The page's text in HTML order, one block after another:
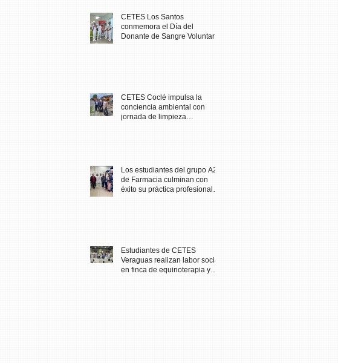
CETES Los Santos
conmemora el Día del
Donante de Sangre Voluntario
CETES Coclé impulsa la
conciencia ambiental con
jornada de limpieza
Los estudiantes del grupo A23
de Farmacia culminan con
éxito su práctica profesional
Estudiantes de CETES
Veraguas realizan labor social
en finca de equinoterapia y